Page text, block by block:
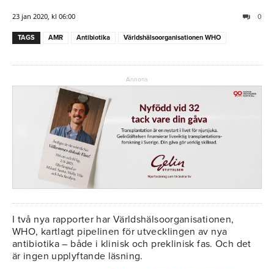
23 jan 2020, kl 06:00 0
TAGS AMR Antibiotika Världshälsoorganisationen WHO
Annons
I två nya rapporter har Världshälsoorganisationen,
WHO, kartlagt pipelinen för utvecklingen av nya
antibiotika – både i klinisk och preklinisk fas. Och det
är ingen upplyftande läsning.